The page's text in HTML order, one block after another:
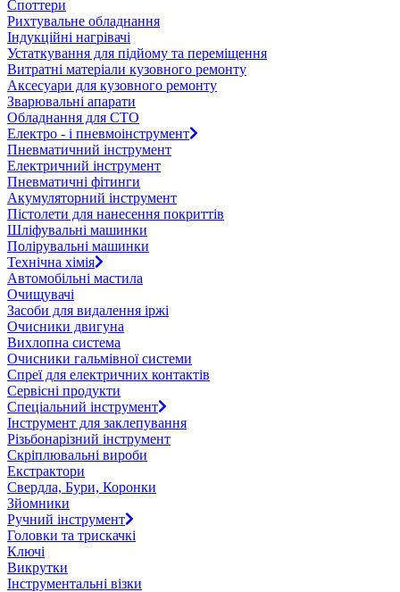
Споттери
Рихтувальне обладнання
Індукційні нагрівачі
Устаткування для підйому та переміщення
Витратні матеріали кузовного ремонту
Аксесуари для кузовного ремонту
Зварювальні апарати
Обладнання для СТО
Електро - і пневмоінструмент
Пневматичний інструмент
Електричний інструмент
Пневматичні фітинги
Акумуляторний інструмент
Пістолети для нанесення покриттів
Шліфувальні машинки
Полірувальні машинки
Технічна хімія
Автомобільні мастила
Очищувачі
Засоби для видалення іржі
Очисники двигуна
Вихлопна система
Очисники гальмівної системи
Спреї для електричних контактів
Сервісні продукти
Спеціальний інструмент
Інструмент для заклепування
Різьбонарізний інструмент
Скріплювальні вироби
Екстрактори
Свердла, Бури, Коронки
Зйомники
Ручний інструмент
Головки та трискачкі
Ключі
Викрутки
Інструментальні візки